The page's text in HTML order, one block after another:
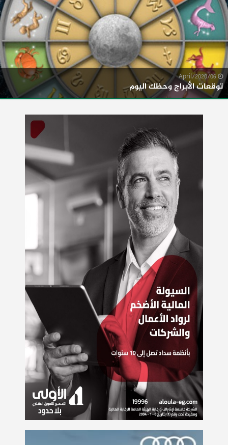
توقعات الأبراج وحظك اليوم